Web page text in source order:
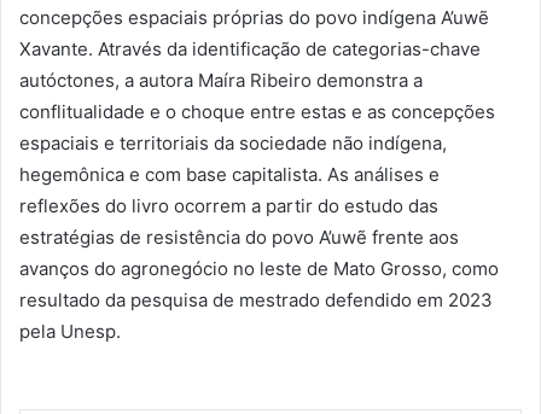
concepções espaciais próprias do povo indígena A’uwẽ
Xavante. Através da identificação de categorias-chave
autóctones, a autora Maíra Ribeiro demonstra a
conflitualidade e o choque entre estas e as concepções
espaciais e territoriais da sociedade não indígena,
hegemônica e com base capitalista. As análises e
reflexões do livro ocorrem a partir do estudo das
estratégias de resistência do povo A’uwẽ frente aos
avanços do agronegócio no leste de Mato Grosso, como
resultado da pesquisa de mestrado defendido em 2023
pela Unesp.